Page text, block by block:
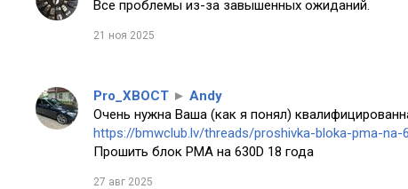
Все проблемы из-за завышенных ожиданий.
21 ноя 2025
Pro_XBOCT ► Andy
Очень нужна Ваша (как я понял)
https://bmwclub.lv/threads/proshivka-bloka-pma-na-
Прошить блок PMA на 630D 18 года
27 авг 2025